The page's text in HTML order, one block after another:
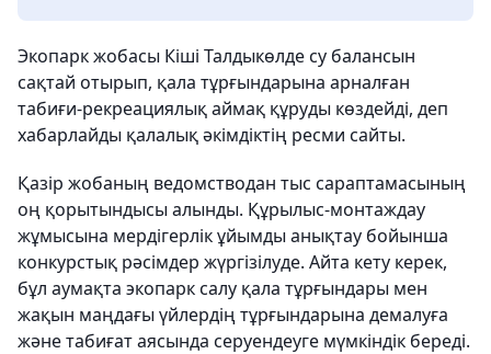
Экопарк жобасы Кіші Талдыкөлде су балансын
сақтай отырып, қала тұрғындарына арналған
табиғи-рекреациялық аймақ құруды көздейді, деп
хабарлайды қалалық әкімдіктің ресми сайты.
Қазір жобаның ведомстводан тыс сараптамасының
оң қорытындысы алынды. Құрылыс-монтаждау
жұмысына мердігерлік ұйымды анықтау бойынша
конкурстық рәсімдер жүргізілуде. Айта кету керек,
бұл аумақта экопарк салу қала тұрғындары мен
жақын маңдағы үйлердің тұрғындарына демалуға
және табиғат аясында серуендеуге мүмкіндік береді.